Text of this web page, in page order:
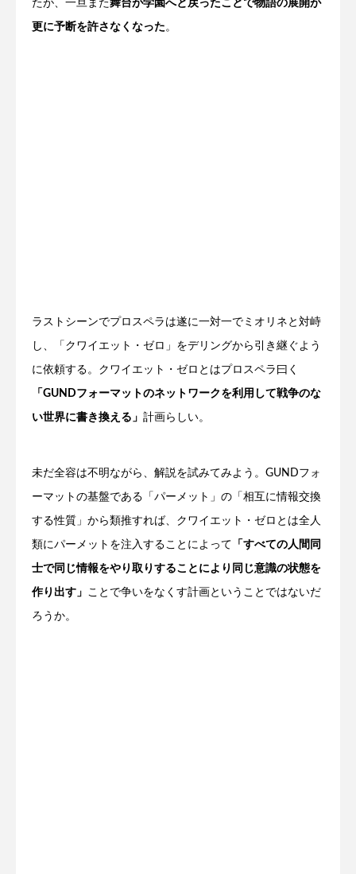
たが、一旦また舞台が学園へと戻ったことで物語の展開が
更に予断を許さなくなった。
ラストシーンでプロスペラは遂に一対一でミオリネと対峙
し、「クワイエット・ゼロ」をデリングから引き継ぐよう
に依頼する。クワイエット・ゼロとはプロスペラ曰く
「GUNDフォーマットのネットワークを利用して戦争のな
い世界に書き換える」 計画らしい。
未だ全容は不明ながら、解説を試みてみよう。GUNDフォ
ーマットの基盤である「パーメット」の「相互に情報交換
する性質」から類推すれば、クワイエット・ゼロとは全人
類にパーメットを注入することによって 「すべての人間同
士で同じ情報をやり取りすることにより同じ意識の状態を
作り出す」 ことで争いをなくす計画ということではないだ
ろうか。